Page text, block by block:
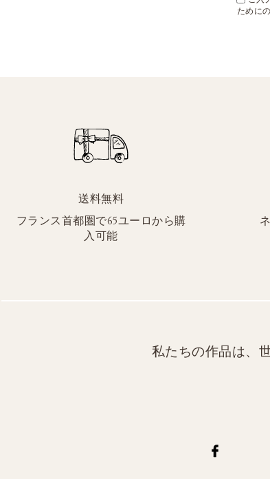
ために
送料無料
フランス首都圏で65ユーロから購
入可能
私たちの作品は、